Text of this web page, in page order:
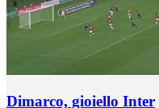
Dimarco, gioiello Inter